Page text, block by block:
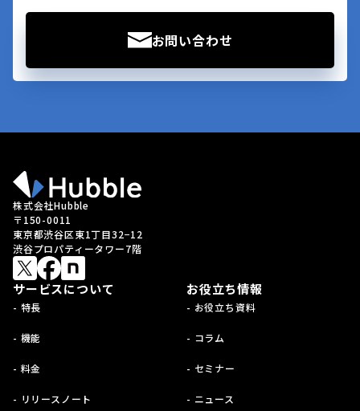
お問い合わせ
株式会社Hubble
〒150-0011
東京都渋谷区東1丁目32−12
渋谷プロパティータワー7階
サービスについて
- 特長
- 機能
- 料金
- リリースノート
お役立ち情報
- お役立ち資料
- コラム
- セミナー
- ニュース